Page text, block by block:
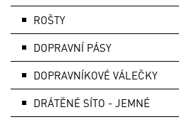
ROŠTY
DOPRAVNÍ PÁSY
DOPRAVNÍKOVÉ VÁLEČKY
DRÁTĚNÉ SÍTO - JEMNÉ